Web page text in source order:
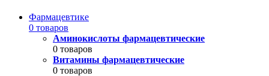
Фармацевтике
0 товаров
Аминокислоты фармацевтические
0 товаров
Витамины фармацевтические
0 товаров